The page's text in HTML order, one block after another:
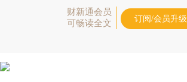
财新通会员
可畅读全文
订阅/会员升级